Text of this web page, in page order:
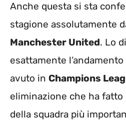
Anche questa si sta
stagione assolutamente
Manchester United. Lo
esattamente
avuto in Champions
eliminazione che ha
della squadra più